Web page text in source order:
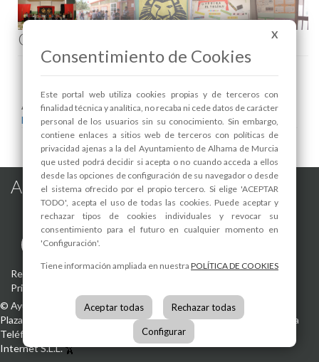
Comenta esta noticia en Facebook
Areas relacionadas:
Educación
Alhama de Murcia en las Redes
Registro de actividades de tratamiento -Aviso Legal-Política de
Privacidad
© Ayuntamiento de Alhama de Murcia
Plaza de la Constitución, 130840 Alhama de Murcia(Murcia)
España
Teléfono:
info@alhamademurcia.es
Internet S.L.L.
X
Consentimiento de Cookies
Este portal web utiliza cookies propias y de terceros con
finalidad técnica y analítica, no recaba ni cede datos de carácter
personal de los usuarios sin su conocimiento. Sin embargo,
contiene enlaces a sitios web de terceros con políticas de
privacidad ajenas a la del Ayuntamiento de Alhama de Murcia
que usted podrá decidir si acepta o no cuando acceda a ellos
desde las opciones de configuración de su navegador o desde
el sistema ofrecido por el propio tercero. Si elige 'ACEPTAR
TODO', acepta el uso de todas las cookies. Puede aceptar y
rechazar tipos de cookies individuales y revocar su
consentimiento para el futuro en cualquier momento en
'Configuración'.
Tiene información ampliada en nuestra POLÍTICA DE COOKIES
Aceptar todas Rechazar todas
Configurar